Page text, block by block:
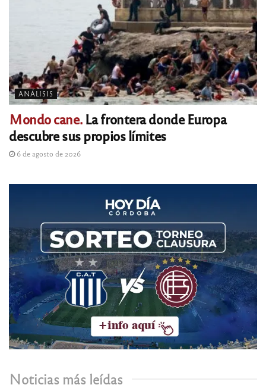
ANÁLISIS
Mondo cane.La frontera donde Europa
descubre sus propios límites
6 de agosto de 2026
Noticias más leídas